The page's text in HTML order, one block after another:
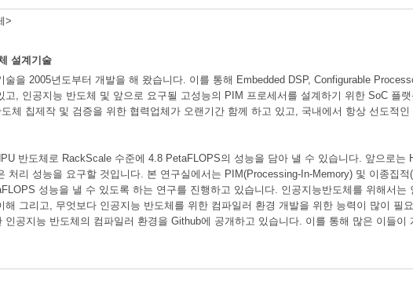
>
설계기술
술을 2005년도부터 개발을 해 왔습니다. 이를 통해 Embedded DSP, Configurable
고, 인공지능 반도체 및 앞으로 요구될 고성능의 PIM 프로세서를 설계하기 위한 SoC 플
체 칩제작 및 검증을 위한 협력업체가 오랜기간 함께 하고 있고, 국내에서 항상 선도적
반도체로 RackScale 수준에 4.8 PetaFLOPS의 성능을 담아 낼 수 있습니다. 앞으로는
처리 성능을 요구할 것입니다. 본 연구실에서는 PIM(Processing-In-Memory) 및 이종집
성능을 낼 수 있도록 하는 연구를 진행하고 있습니다. 인공지능반도체를 위해서
해 그리고, 무엇보다 인공지능 반도체를 위한 컴파일러 환경 개발을 위한 능력이 많이 필
인공지능 반도체의 컴파일러 환경을 Github에 공개하고 있습니다. 이를 통해 많은 이들